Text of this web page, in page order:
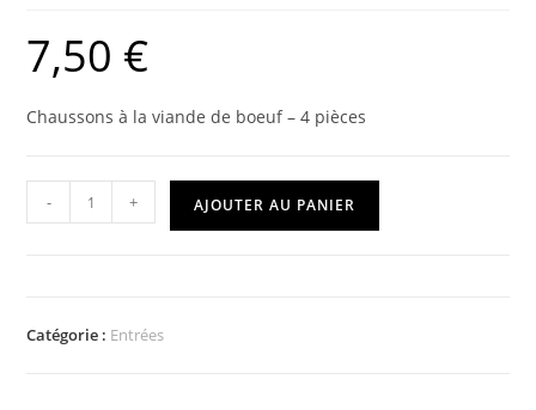
7,50 €
Chaussons à la viande de boeuf – 4 pièces
- + AJOUTER AU PANIER
Catégorie : Entrées